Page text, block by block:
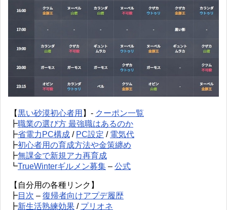
【黒い砂漠初心者用 】- クーポン一覧
┣職業の選び方 最強職はあるのか
┣省電力PC構成 / PC設定 / 電気代
┣初心者用の育成方法や金策纏め
┣無課金で新規アカ再育成
┗TrueWinterギルメン募集 – 公式
【自分用の各種リンク】
┣目次 – 復帰者向けアプデ履歴
┣新生活熟練効果 / プリオネ